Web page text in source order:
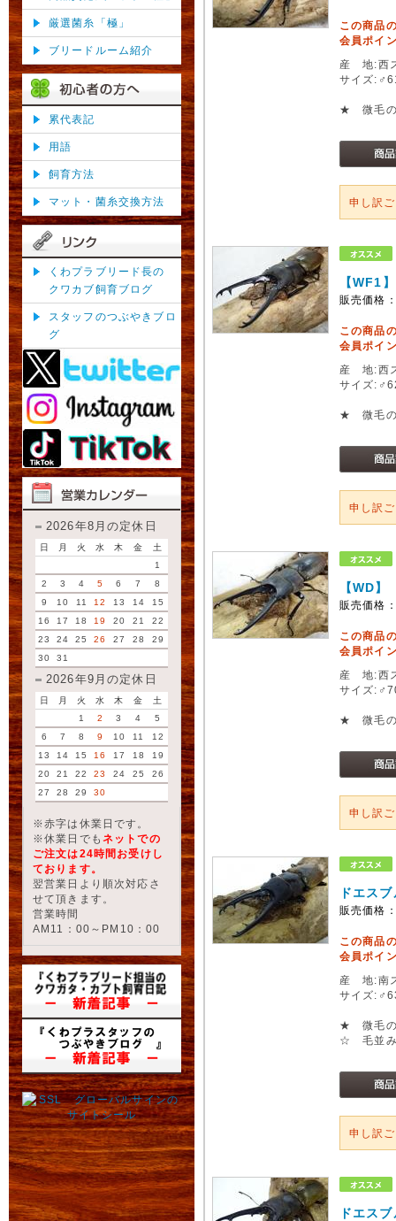
厳選菌糸「極」
ブリードルーム紹介
累代表記
用語
飼育方法
マット・菌糸交換方法
くわプラブリード長の
クワカブ飼育ブログ
スタッフのつぶやきブロ
グ
2026年8月の定休日
日 月 火 水 木 金
土
1
2
3 4 5 6 7
8
9
10 11 12 13 14
15
16
17 18 19 20 21
22
23
24 25 26 27 28
29
30
31
2026年9月の定休日
日 月 火 水 木 金
土
1
2 3 4
5
6
7 8 9 10 11
12
13
14 15 16 17 18
19
20
21 22 23 24 25
26
27
28 29 30
※赤字は休業日です。
※休業日でも ネットでの
ご注文は24時間お受けし
ております。
翌営業日より順次対応さ
せて頂きます。
営業時間
AM11：00～PM10：00
この商品
会員ポイ
産 地:西
サイズ
★ 微毛の
申し訳
【WF1
販売価格
この商品
会員ポイ
産 地:西
サイズ
★ 微毛の
申し訳
【WD
販売価格
この商品
会員ポイ
産 地:西
サイズ
★ 微毛の
申し訳
ドエス
販売価格
この商品
会員ポイ
産 地:南
サイズ
★ 微毛の
☆ 毛並み
申し訳
ドエス